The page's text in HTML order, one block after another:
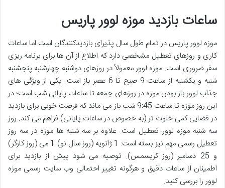
ساعات بازدید موزه لوور پاریس
موزه لوور پاریس در تمام طول سال پذیرای بازدیدکنندگان است اما ساعات
کاری و روزهای تعطیل مشخصی دارد که اطلاع از آن ها برای برنامه ریزی
سفر ضروری است. موزه لوور معمولاً در روزهای دوشنبه چهارشنبه پنجشنبه
شنبه و یکشنبه از ساعت 9 صبح تا 6 عصر باز است. یکی از ویژگی های
جذاب لوور باز بودن موزه در روزهای جمعه تا ساعات پایانی شب است؛ در
این روز موزه تا ساعت 9:45 شب باز می ماند که فرصت خوبی برای بازدید
در فضایی کمی خلوت تر (به خصوص در ساعات پایانی) فراهم می کند. روز
سه شنبه موزه لوور تعطیل است. علاوه بر سه شنبه ها موزه در سه روز
تعطیل رسمی مهم نیز بسته است: 1 ژانویه (روز سال نو) 1 می (روز کارگر)
و 25 دسامبر (روز کریسمس). توصیه می شود پیش از بازدید برای
اطمینان از ساعات دقیق و هرگونه تغییر احتمالی وب سایت رسمی موزه
لوور را بررسی کنید.